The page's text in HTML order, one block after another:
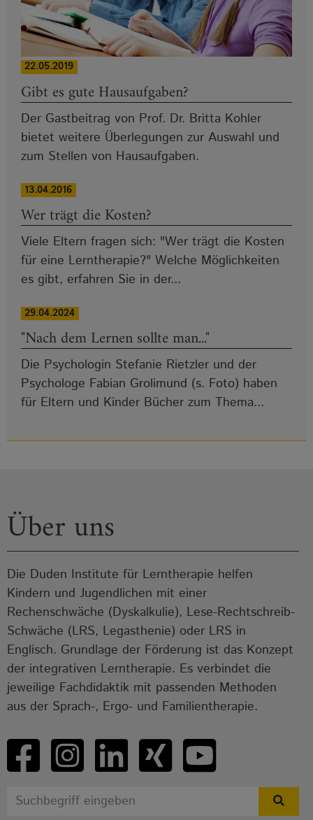
22.05.2019
Gibt es gute Hausaufgaben?
Der Gastbeitrag von Prof. Dr. Britta Kohler
bietet weitere Überlegungen zur Auswahl und
zum Stellen von Hausaufgaben.
13.04.2016
Wer trägt die Kosten?
Viele Eltern fragen sich: "Wer trägt die Kosten
für eine Lerntherapie?" Welche Möglichkeiten
es gibt, erfahren Sie in der...
29.04.2024
"Nach dem Lernen sollte man..."
Die Psychologin Stefanie Rietzler und der
Psychologe Fabian Grolimund (s. Foto) haben
für Eltern und Kinder Bücher zum Thema...
Über uns
Die Duden Institute für Lerntherapie helfen
Kindern und Jugendlichen mit einer
Rechenschwäche (Dyskalkulie), Lese-Rechtschreib-
Schwäche (LRS, Legasthenie) oder LRS in
Englisch. Grundlage der Förderung ist das Konzept
der integrativen Lerntherapie. Es verbindet die
jeweilige Fachdidaktik mit passenden Methoden
aus der Sprach-, Ergo- und Familientherapie.